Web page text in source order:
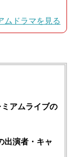
ムドラマを見る
アムライブの
出演者・キャ